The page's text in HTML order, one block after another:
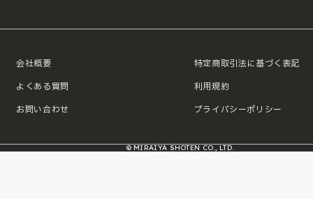
会社概要
よくある質問
お問い合わせ
特定商取引法に基づく表記
利用規約
プライバシーポリシー
© MIRAIYA SHOTEN CO., LTD.